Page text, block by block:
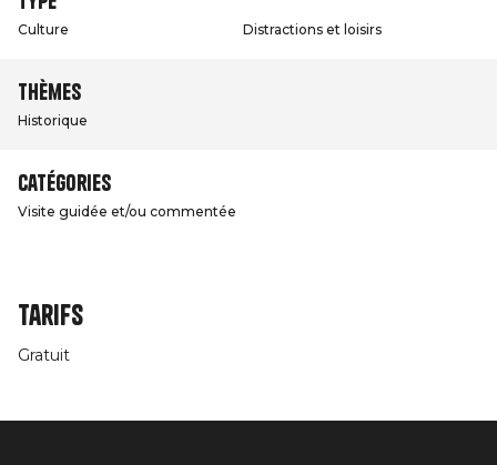
Culture Distractions et loisirs
Thèmes
Historique
Catégories
Visite guidée et/ou commentée
Tarifs
Gratuit